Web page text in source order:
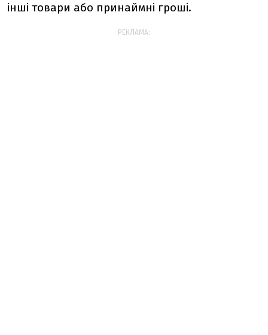
інші товари або принаймні гроші.
РЕКЛАМА: